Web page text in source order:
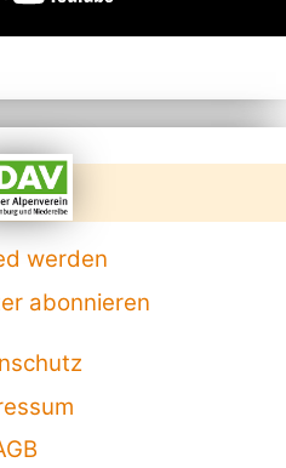
werden
abonnieren